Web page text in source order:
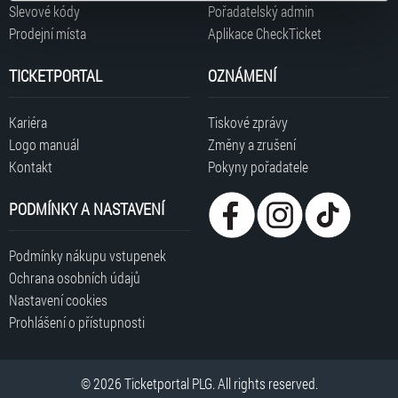
typy cookies používáme, naleznete níže. Možnosti
zpracování upravíte zaškrtnutím příslušné varianty. Svoji
„Cookies a jejich nastavení“.
Slevové kódy
Prodejní místa
Pořadatelský admin
Aplikace CheckTicket
TICKETPORTAL
Kariéra
Logo manuál
Kontakt
OZNÁMENÍ
Tiskové zprávy
Změny a zrušení
Pokyny pořadatele
PODMÍNKY A NASTAVENÍ
Podmínky nákupu vstupenek
Ochrana osobních údajů
Nastavení cookies
Prohlášení o přístupnosti
© 2026 Ticketportal PLG. All rights reserved.